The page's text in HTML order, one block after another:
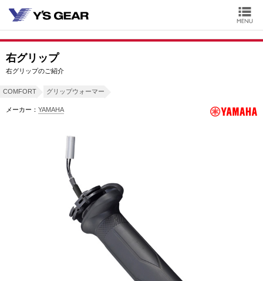
右グリップ
右グリップのご紹介
COMFORT グリップウォーマー
メーカー： YAMAHA